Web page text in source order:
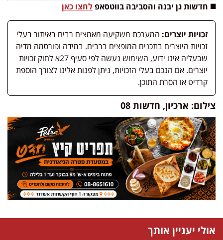
◼️ חדשות גן יבנה והסביבה בווטסאפלחצו כאן
זכויות יוצרים: המערכת משקיעה מאמצים רבים באיתור בעלי
זכויות היוצרים בתכנים המופצים ברבים. במידה ופורסמה מדיה
שבעליה אינו ידוע, השימוש נעשה לפי סעיף 27א לחוק זכויות
יוצרים. אם הנכם בעלי הזכויות, ניתן לפנות אלינו לצורך הוספת
קרדיט או הסרת התוכן.
צילום: ארכיון, חדשות 08
אולי יעניין אותך